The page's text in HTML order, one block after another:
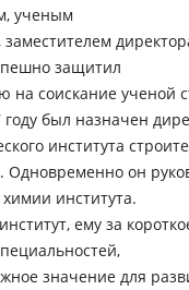
ученым
заместителем
защитил
на соискание ученой
году был назначен
института
Одновременно он
института.
ему за
значение для